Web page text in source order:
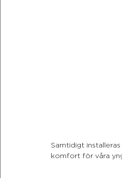
Samtidigt
komfort för våra